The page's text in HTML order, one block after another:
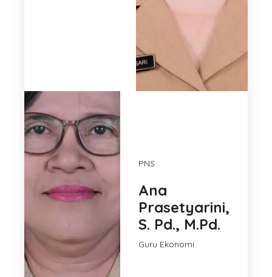
PNS
Ana
Prasetyarini,
S. Pd., M.Pd.
Guru Ekonomi